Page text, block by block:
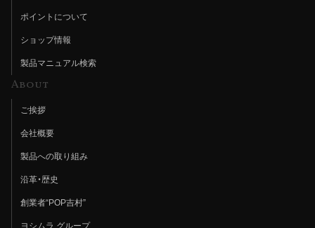
ポイントについて
ショップ情報
製品マニュアル検索
About
ご挨拶
会社概要
製品への取り組み
沿革・歴史
創業者“POP吉村”
ヨシムラ グループ